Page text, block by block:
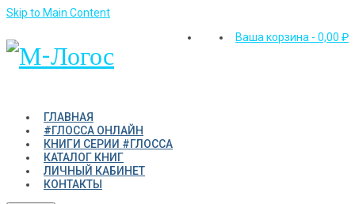
Skip to Main Content
Ваша корзина - 0,00 ₽
ГЛАВНАЯ
#ГЛОССА ОНЛАЙН
КНИГИ СЕРИИ #ГЛОССА
КАТАЛОГ КНИГ
ЛИЧНЫЙ КАБИНЕТ
КОНТАКТЫ